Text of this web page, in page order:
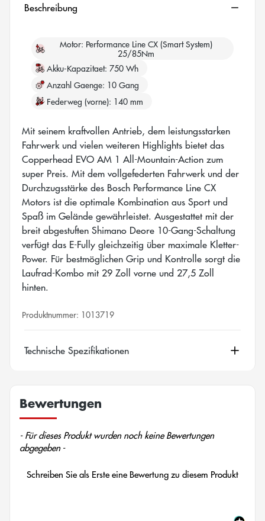
Beschreibung
Motor Performance Line CX (Smart System)
25/85Nm
Akku-Kapazitaet 750 Wh
Anzahl Gaenge 10 Gang
Federweg (vorne) 140 mm
Mit seinem kraftvollen Antrieb, dem leistungsstarken
Fahrwerk und vielen weiteren Highlights bietet das
Copperhead EVO AM 1 All-Mountain-Action zum
super Preis. Mit dem vollgefederten Fahrwerk und der
Durchzugsstärke des Bosch Performance Line CX
Motors ist die optimale Kombination aus Sport und
Spaß im Gelände gewährleistet. Ausgestattet mit der
breit abgestuften Shimano Deore 10-Gang-Schaltung
verfügt das E-Fully gleichzeitig über maximale Kletter-
Power. Für bestmöglichen Grip und Kontrolle sorgt die
Laufrad-Kombo mit 29 Zoll vorne und 27,5 Zoll
hinten.
Produktnummer: 1013719
Technische Spezifikationen
Bewertungen
- Für dieses Produkt wurden noch keine Bewertungen
abgegeben -
Schreiben Sie als Erste eine Bewertung zu diesem Produkt
New content loaded